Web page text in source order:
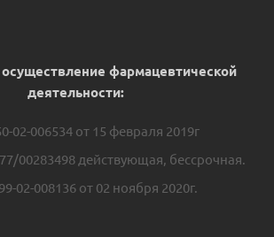
фармацевтической
деятельности:
02-006534 от 15 февраля 2019г
00283498 действующая, бессрочная.
02-008136 от 02 ноября 2020г.